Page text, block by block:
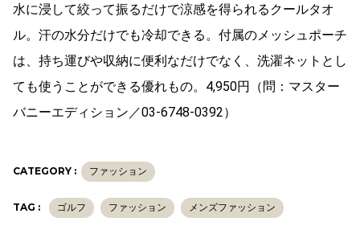
水に浸して絞って振るだけで涼感を得られるクールタオ
ル。汗の水分だけでも冷却できる。付属のメッシュポーチ
は、持ち運びや収納に便利なだけでなく、洗濯ネットとし
ても使うことができる優れもの。4,950円（問：マスター
バニーエディション／03-6748-0392）
CATEGORY : ファッション
TAG : ゴルフ ファッション メンズファッション